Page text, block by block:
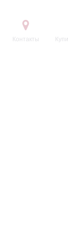
Контакты